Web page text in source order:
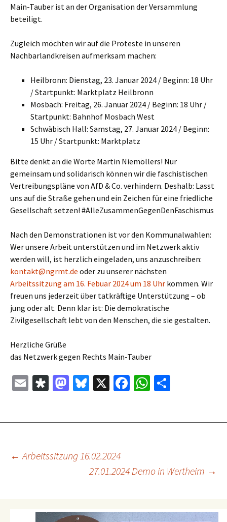
Main-Tauber ist an der Organisation der Versammlung
beteiligt.
Zugleich möchten wir auf die Proteste in unseren
Nachbarlandkreisen aufmerksam machen:
Heilbronn: Dienstag, 23. Januar 2024 / Beginn: 18 Uhr
/ Startpunkt: Marktplatz Heilbronn
Mosbach: Freitag, 26. Januar 2024 / Beginn: 18 Uhr /
Startpunkt: Bahnhof Mosbach West
Schwäbisch Hall: Samstag, 27. Januar 2024 / Beginn:
15 Uhr / Startpunkt: Marktplatz
Bitte denkt an die Worte Martin Niemöllers! Nur
gemeinsam und solidarisch können wir die faschistischen
Vertreibungspläne von AfD & Co. verhindern. Deshalb: Lasst
uns auf die Straße gehen und ein Zeichen für eine friedliche
Gesellschaft setzen! #AlleZusammenGegenDenFaschismus
Nach den Demonstrationen ist vor den Kommunalwahlen:
Wer unsere Arbeit unterstützen und im Netzwerk aktiv
werden will, ist herzlich eingeladen, uns anzuschreiben:
kontakt@ngrmt.de oder zu unserer nächsten
Arbeitssitzung am 16. Febuar 2024 um 18 Uhr kommen. Wir
freuen uns jederzeit über tatkräftige Unterstützung – ob
jung oder alt. Denn klar ist: Die demokratische
Zivilgesellschaft lebt von den Menschen, die sie gestalten.
Herzliche Grüße
das Netzwerk gegen Rechts Main-Tauber
E
Di
a
M
n
Bl X
Fa
k
W
p
Beitragsnavigation
← Arbeitssitzung 16.02.2024
27.01.2024 Demo in Wertheim →